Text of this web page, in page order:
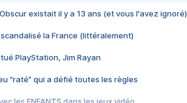
existait il y a 13 ans (et vous l'avez ignoré)
la France (littéralement)
tué PlayStation, Jim Rayan
“raté” qui a défié toutes les règles